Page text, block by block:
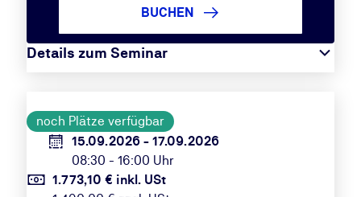
Details zum Seminar
BUCHEN
noch Plätze verfügbar
15.09.2026 - 17.09.2026
08:30 - 16:00 Uhr
1.773,10 € inkl. USt